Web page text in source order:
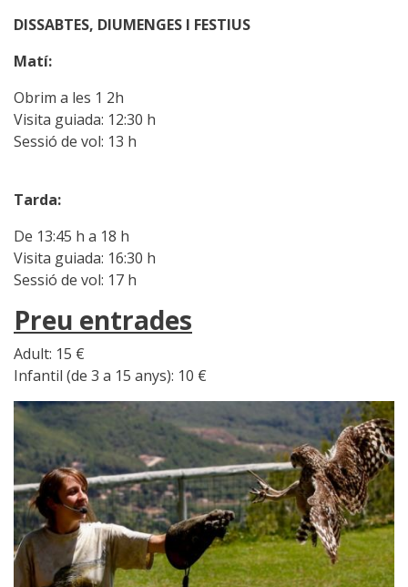
DISSABTES, DIUMENGES I FESTIUS
Matí:
Obrim a les 1 2h
Visita guiada: 12:30 h
Sessió de vol: 13 h
Tarda:
De 13:45 h a 18 h
Visita guiada: 16:30 h
Sessió de vol: 17 h
Preu entrades
Adult: 15 €
Infantil (de 3 a 15 anys): 10 €
Image